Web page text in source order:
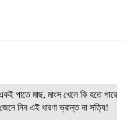
মাছ, মাংস খেলে কি হতে পারে
নিন এই ধারণা ভ্রান্ত না সত্যি!